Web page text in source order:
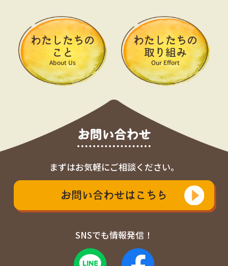
わたしたちの
こと
About Us
わたしたちの
取り組み
Our Effort
お問い合わせ
まずはお気軽にご相談ください。
お問い合わせはこちら
SNSでも情報発信！